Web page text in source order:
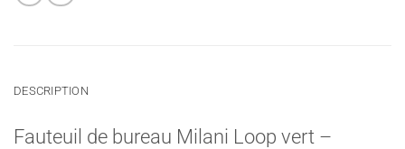
DESCRIPTION
Fauteuil de bureau Milani Loop vert –